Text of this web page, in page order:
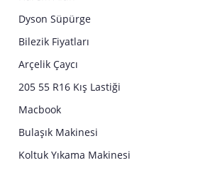
Dyson Süpürge
Bilezik Fiyatları
Arçelik Çaycı
205 55 R16 Kış Lastiği
Macbook
Bulaşık Makinesi
Koltuk Yıkama Makinesi